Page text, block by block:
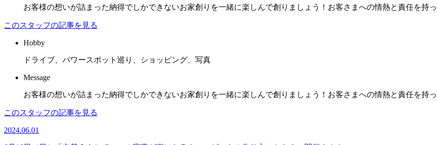
お客様の想いが詰まった納得でしかできないお家創りを一緒に楽しんで創りましょう！お客さまへの情熱と責任を持
このスタッフの記事を見る
Hobby
ドライブ、パワースポット巡り、ショッピング、写真
Message
お客様の想いが詰まった納得でしかできないお家創りを一緒に楽しんで創りましょう！お客さまへの情熱と責任を持
このスタッフの記事を見る
2024.06.01